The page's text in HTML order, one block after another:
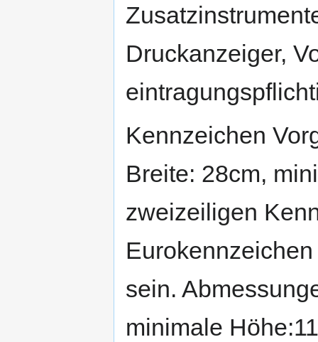
Druckanzeiger,
Kennzeichen
Breite: 28cm,
zweizeiligen
sein.
minimale